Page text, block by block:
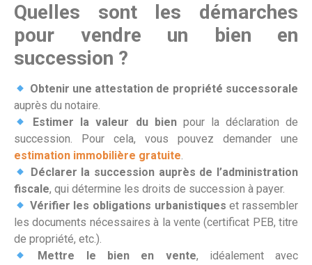
Quelles sont les démarches
pour vendre un bien en
succession ?
Obtenir une attestation de propriété successorale
auprès du notaire.
Estimer la valeur du bienpour la déclaration de
succession. Pour cela, vous pouvez demander une
estimation immobilière gratuite.
Déclarer la succession auprès de l’administration
fiscale, qui détermine les droits de succession à payer.
Vérifier les obligations urbanistiques et rassembler
les documents nécessaires à la vente (certificat PEB, titre
de propriété, etc.).
Mettre le bien en vente, idéalement avec